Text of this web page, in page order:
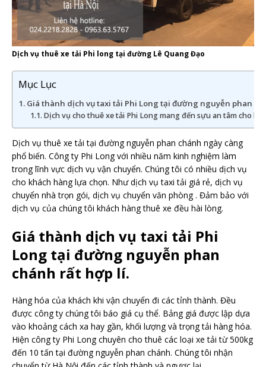
Dịch vụ thuê xe tải Phi long tại đường Lê Quang Đạo
Mục Lục
Giá thành dịch vụ taxi tải Phi Long tại đường nguyễn phan
Dịch vụ cho thuê xe tải Phi Long mang đến sựu an tâm cho
Dịch vụ thuê xe tải tại đường nguyễn phan chánh ngày càng
phổ biến. Công ty Phi Long với nhiều năm kinh nghiệm làm
trong lĩnh vực dịch vụ vận chuyển. Chúng tôi có nhiều dịch vụ
cho khách hàng lựa chọn. Như dịch vụ taxi tải giá rẻ, dịch vụ
chuyển nhà trọn gói, dịch vụ chuyển văn phòng . Đảm bảo với
dịch vụ của chúng tôi khách hàng thuê xe đều hài lòng.
Giá thành dịch vụ taxi tải Phi
Long tại đường nguyễn phan
chánh rất hợp lí.
Hàng hóa của khách khi vận chuyển đi các tỉnh thành. Đều
được công ty chúng tôi báo giá cụ thể. Bảng giá được lập dựa
vào khoảng cách xa hay gần, khối lượng và trọng tải hàng hóa.
Hiện công ty Phi Long chuyên cho thuê các loại xe tải từ 500kg
đến 10 tấn tại đường nguyễn phan chánh. Chúng tôi nhận